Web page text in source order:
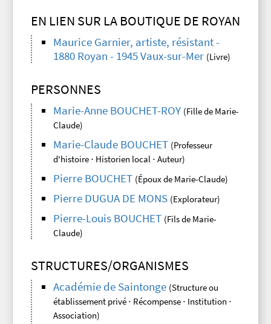
EN LIEN SUR LA BOUTIQUE DE ROYAN
Maurice Garnier, artiste, résistant -
1880 Royan - 1945 Vaux-sur-Mer (Livre)
PERSONNES
Marie-Anne BOUCHET-ROY (Fille de Marie-
Claude)
Marie-Claude BOUCHET (Professeur
d'histoire ⋅ Historien local ⋅ Auteur)
Pierre BOUCHET (Époux de Marie-Claude)
Pierre DUGUA DE MONS (Explorateur)
Pierre-Louis BOUCHET (Fils de Marie-
Claude)
STRUCTURES/ORGANISMES
Académie de Saintonge (Structure ou
établissement privé ⋅ Récompense ⋅ Institution ⋅
Association)